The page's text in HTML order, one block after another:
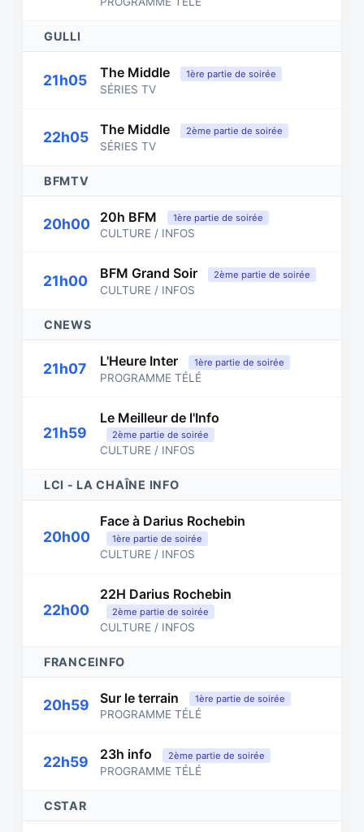
GULLI
21h05 The Middle 1ère partie de soirée
SÉRIES TV
22h05 The Middle 2ème partie de soirée
SÉRIES TV
BFMTV
20h00 20h BFM 1ère partie de soirée
CULTURE / INFOS
21h00 BFM Grand Soir 2ème partie de soirée
CULTURE / INFOS
CNEWS
21h07 L'Heure Inter 1ère partie de soirée
PROGRAMME TÉLÉ
21h59
Le Meilleur de l'Info
2ème partie de soirée
CULTURE / INFOS
LCI - LA CHAÎNE INFO
20h00
Face à Darius Rochebin
1ère partie de soirée
CULTURE / INFOS
22h00
22H Darius Rochebin
2ème partie de soirée
CULTURE / INFOS
FRANCEINFO
20h59 Sur le terrain 1ère partie de soirée
PROGRAMME TÉLÉ
22h59 23h info 2ème partie de soirée
PROGRAMME TÉLÉ
CSTAR